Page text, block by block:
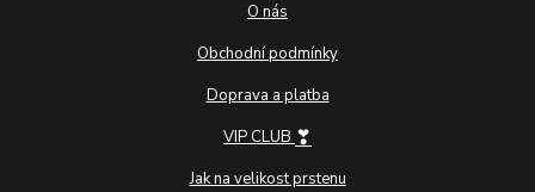
O nás
Obchodní podmínky
Doprava a platba
VIP CLUB ❣
Jak na velikost prstenu